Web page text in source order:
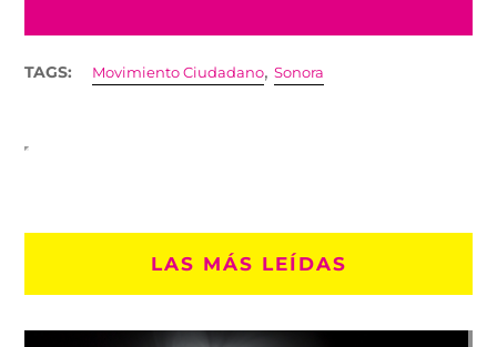
TAGS: Movimiento Ciudadano,Sonora
LAS MÁS LEÍDAS